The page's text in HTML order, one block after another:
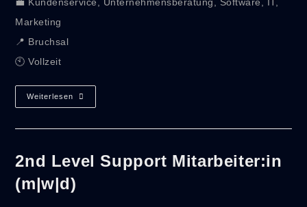
Marketing
📍 Bruchsal
🕙 Vollzeit
Weiterlesen
2nd Level Support Mitarbeiter:in
(m|w|d)